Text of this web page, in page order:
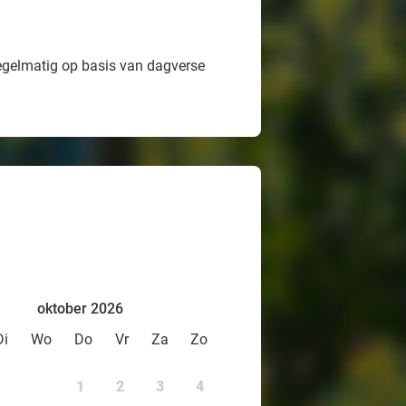
op basis van dagverse
oktober 2026
Wo Do Vr Za Zo
1 2 3 4